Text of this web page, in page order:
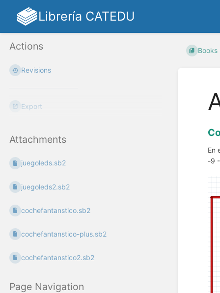
Librería CATEDU
Actions
Revisions
Export
Attachments
juegoleds.sb2
juegoleds2.sb2
cochefantanstico.sb2
cochefantanstico-plus.sb2
cochefantanstico2.sb2
Page Navigation
Books
En
-9